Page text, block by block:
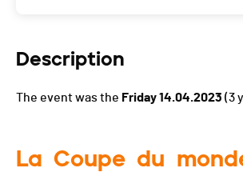
Description
The event was the Friday 14.04.2023 (3
La Coupe du